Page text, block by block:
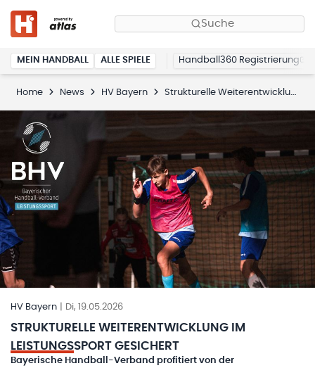
Suche
MEIN HANDBALL ALLE SPIELE Handball360 Registrierung
Home News HV Bayern Strukturelle Weiterentwicklung im Leistungssport gesichert
HV Bayern Di, 19.05.2026
STRUKTURELLE WEITERENTWICKLUNG IM
LEISTUNGSSPORT GESICHERT
Bayerische Handball-Verband profitiert von der